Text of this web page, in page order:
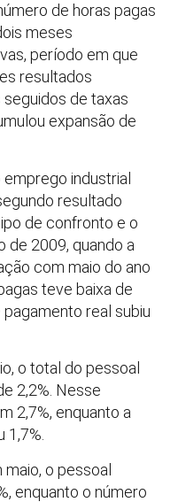
de horas pagas
meses
período em que
resultados
de taxas
expansão de
emprego industrial
resultado
de confronto e o
de 2009, quando a
com maio do ano
teve baixa de
pagamento real subiu
o total do pessoal
2,2%. Nesse
2,7%, enquanto a
o pessoal
enquanto o número